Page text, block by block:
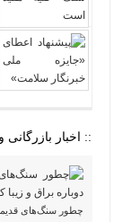
:: اخبار
چطور سنگ‌های